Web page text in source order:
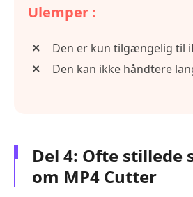
Ulemper :
Den er kun tilgængelig til
Den kan ikke håndtere
Del 4: Ofte stillede
om MP4 Cutter